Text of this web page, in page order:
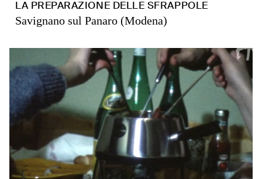
LA PREPARAZIONE DELLE SFRAPPOLE
Savignano sul Panaro (Modena)